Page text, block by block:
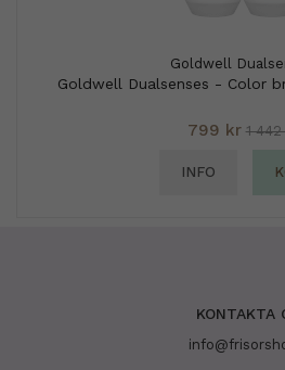
Goldwell
Goldwell Dualsenses - Color
799 kr 1
INFO
KONTAKTA